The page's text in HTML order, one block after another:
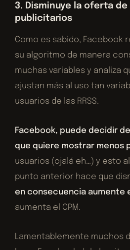
3. Disminuye la oferta
publicitarios
Como es sabido, Facebook
su algoritmo de manera
muchas variables y analiza
ajustan más al uso tan
usuarios de las RRSS.
Facebook, puede decidir
que quiere mostrar menos
usuarios (ojalá eh…) y esto
punto anterior hace que
en consecuencia aumente
aumenta el CPM.
Lamentablemente muchos